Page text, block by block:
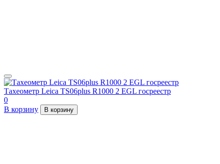
Тахеометр Leica TS06plus R1000 2 EGL госреестр
0
В корзину
В корзину